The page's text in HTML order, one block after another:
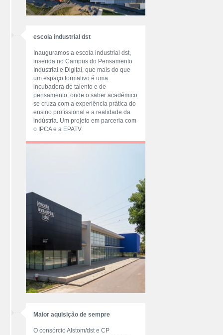
escola industrial dst
Inauguramos a escola industrial dst,
inserida no Campus do Pensamento
Industrial e Digital, que mais do que
um espaço formativo é uma
incubadora de talento e de
pensamento, onde o saber académico
se cruza com a experiência prática do
ensino profissional e a realidade da
indústria. Um projeto em parceria com
o IPCA e a EPATV.
Maior aquisição de sempre
O consórcio Alstom/dst e CP